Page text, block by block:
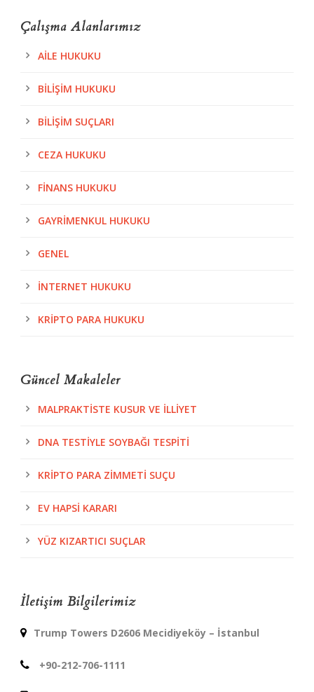
Çalışma Alanlarımız
AILE HUKUKU
BILIŞIM HUKUKU
BILIŞIM SUÇLARI
CEZA HUKUKU
FINANS HUKUKU
GAYRIMENKUL HUKUKU
GENEL
İNTERNET HUKUKU
KRIPTO PARA HUKUKU
Güncel Makaleler
MALPRAKTISTE KUSUR VE İLLIYET
DNA TESTIYLE SOYBAĞI TESPITI
KRIPTO PARA ZIMMETI SUÇU
EV HAPSI KARARI
YÜZ KIZARTICI SUÇLAR
İletişim Bilgilerimiz
Trump Towers D2606 Mecidiyeköy – İstanbul
+90-212-706-1111